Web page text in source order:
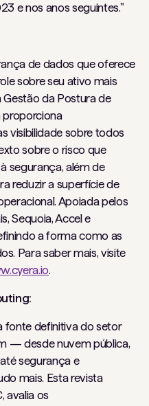
e nos anos seguintes."
de dados que oferece
sobre seu ativo mais
Gestão da Postura de
proporciona
visibilidade sobre todos
sobre o risco que
segurança, além de
reduzir a superfície de
Apoiada pelos
Sequoia, Accel e
a forma como as
Para saber mais, visite
.
fonte definitiva do setor
— desde nuvem pública,
segurança e
mais. Esta revista
avalia os